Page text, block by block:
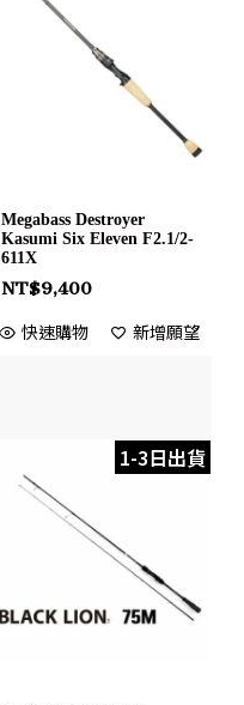
Megabass Destroyer
Kasumi Six Eleven F2.1/2-
611X
NT$9,400
快速購物 新增願望
1-3日出貨